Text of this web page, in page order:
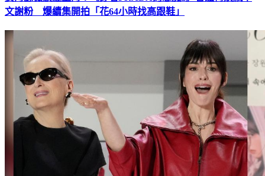
安海瑟薇淚灑上海！《穿著PRADA的惡魔2》合體梅姨飆中